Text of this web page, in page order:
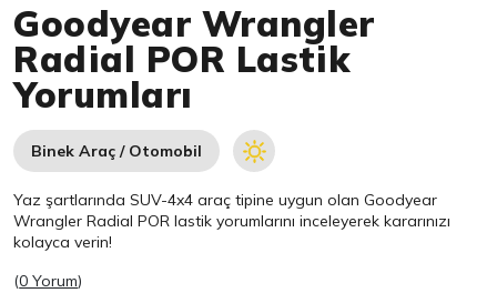
Goodyear Wrangler
Radial POR Lastik
Yorumları
Binek Araç / Otomobil
Yaz şartlarında SUV-4x4 araç tipine uygun olanGoodyear
Wrangler Radial POR lastik yorumlarını inceleyerek kararınızı
kolayca verin!
(0 Yorum)